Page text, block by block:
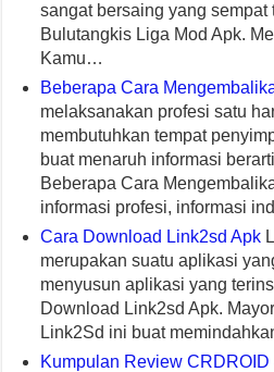
sangat bersaing yang sempat
Bulutangkis Liga Mod Apk.
Kamu…
Beberapa Cara
melaksanakan profesi satu
membutuhkan tempat
buat menaruh informasi
Beberapa Cara
informasi profesi, informasi
Cara Download Link2sd Apk
merupakan suatu aplikasi
menyusun aplikasi yang
Download Link2sd Apk.
Link2Sd ini buat
Kumpulan Review